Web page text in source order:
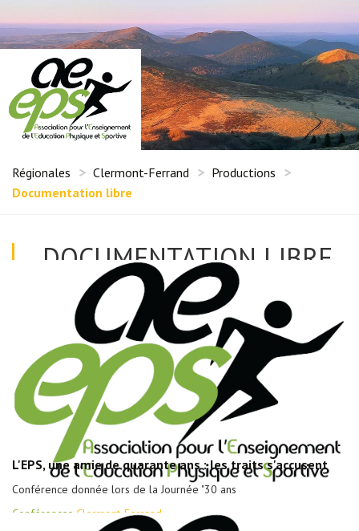
Régionales Clermont-Ferrand
Productions
Documentation libre
DOCUMENTATION LIBRE
L'EPS, une amie de quarante ans : les traits s'accusent
Conférence donnée lors de la Journée "30 ans
Conférences Clermont-Ferrand